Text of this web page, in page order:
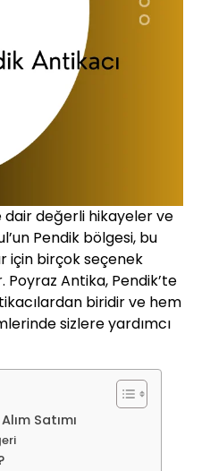
değerli hikayeler ve
Pendik bölgesi, bu
için birçok seçenek
Poyraz Antika, Pendik’te
biridir ve hem
sizlere yardımcı
Satımı